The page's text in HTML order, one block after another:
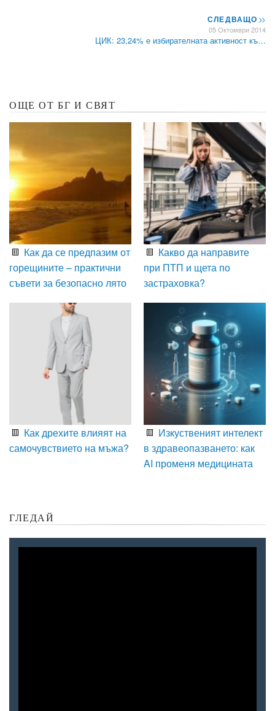
СЛЕДВАЩО>>
05 Октомври 2014
ЦИК: 23,24% е избирателната активност къ…
ОЩЕ ОТ БГ И СВЯТ
Как да се предпазим от
горещините – практични
съвети за безопасно лято
Какво да направите
при ПТП и щета по
застраховка?
Как дрехите влияят на
самочувствието на мъжа?
Изкуственият интелект
в здравеопазването: как
AI променя медицината
ГЛЕДАЙ